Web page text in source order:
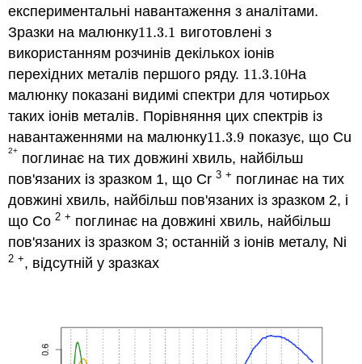
експериментальні навантаження з аналітами.
Зразки на малюнку11.3.1
11.3.1 виготовлені з
використанням розчинів декількох іонів
перехідних металів першого ряду. 11.3.10
11.3.10На
малюнку показані видимі спектри для чотирьох
таких іонів металів. Порівняння цих спектрів із
навантаженнями на малюнку11.3.9
11.3.9 показує, що Cu
2+ поглинає на тих довжині хвиль, найбільш
пов'язаних із зразком 1, що Cr3 + поглинає на тих
довжині хвиль, найбільш пов'язаних із зразком 2, і
що Co2 + поглинає на довжині хвиль, найбільш
пов'язаних із зразком 3; останній з іонів металу, Ni
2 +, відсутній у зразках